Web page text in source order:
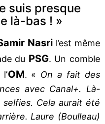
suis presque
là-bas ! »
Nasril’est même
du PSG. Un comble
OM. « On a fait des
avec Canal+. Là-
Cela aurait été
Laure (Boulleau)